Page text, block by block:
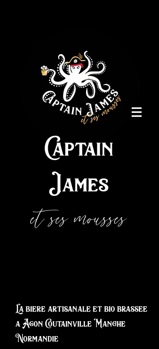
La biere artisanale et bio brassee
a Agon Coutainville Manche
Normandie
Captain
James
et ses mousses